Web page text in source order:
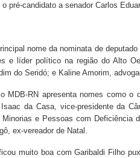
pré-candidato a senador Carlos
nome da nominata de
e líder político na região do Alto
do Seridó; e Kaline Amorim,
MDB-RN apresenta nomes como
da Casa, vice-presidente da
Minorias e Pessoas com Deficiência
ex-vereador de Natal.
muito boa com Garibaldi Filho